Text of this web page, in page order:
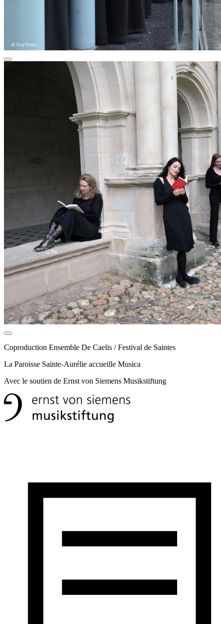
Coproduction Ensemble De Caelis / Festival de Saintes
La Paroisse Sainte-Aurélie accueille Musica
Avec le soutien de Ernst von Siemens Musikstiftung